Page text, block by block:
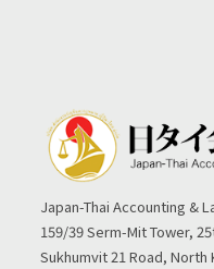
Japan-Thai Accounting &
159/39 Serm-Mit Tower,
Sukhumvit 21 Road,